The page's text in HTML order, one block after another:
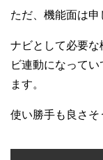
ただ、機能面は申
ナビとして必要
ビ連動になって
ます。
使い勝手も良さそ